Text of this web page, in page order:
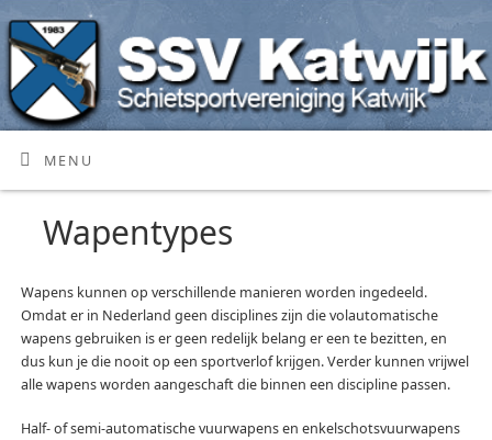
MENU
Wapentypes
Wapens kunnen op verschillende manieren worden ingedeeld.
Omdat er in Nederland geen disciplines zijn die volautomatische
wapens gebruiken is er geen redelijk belang er een te bezitten, en
dus kun je die nooit op een sportverlof krijgen. Verder kunnen vrijwel
alle wapens worden aangeschaft die binnen een discipline passen.
Half- of semi-automatische vuurwapens en enkelschotsvuurwapens